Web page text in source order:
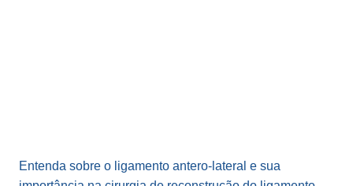
Entenda sobre o ligamento antero-lateral e sua